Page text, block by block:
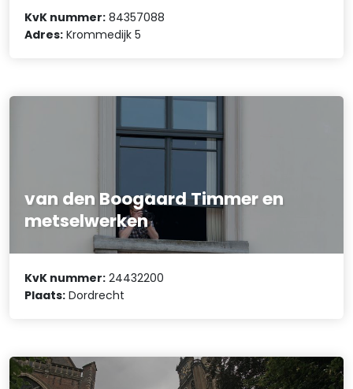
KvK nummer: 84357088
Adres: Krommedijk 5
van den Boogaard Timmer en
metselwerken
KvK nummer: 24432200
Plaats: Dordrecht